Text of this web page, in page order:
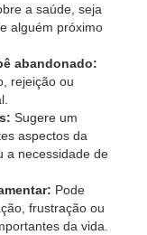
a saúde, seja
alguém próximo
abandonado:
rejeição ou
Sugere um
aspectos da
a necessidade de
Pode
frustração ou
da vida.